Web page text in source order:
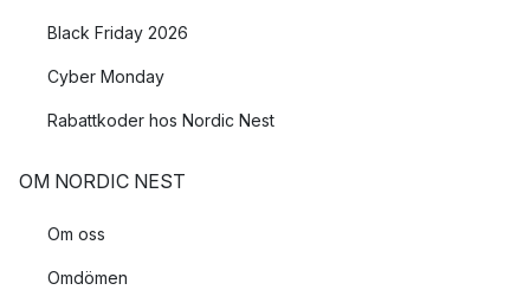
Black Friday 2026
Cyber Monday
Rabattkoder hos Nordic Nest
OM NORDIC NEST
Om oss
Omdömen